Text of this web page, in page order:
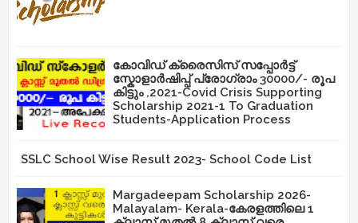
കോവിഡ് ക്രൈസിസ് സപ്പോർട്ട്
സ്കോളാർഷിപ്പ് പ്രോഗ്രാം 30000/- രൂപ
കിട്ടും ,2021-Covid Crisis Supporting
Scholarship 2021-1 To Graduation
Students-Application Process
SSLC School Wise Result 2023- School Code List
Margadeepam Scholarship 2026-
Malayalam- Kerala-കേരളത്തിലെ 1